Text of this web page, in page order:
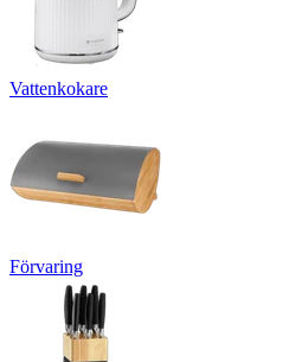
Vattenkokare
Förvaring